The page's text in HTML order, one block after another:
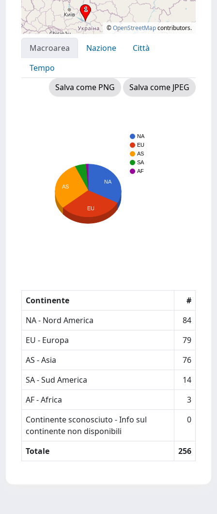
©OpenStreetMapcontributors.
Macroarea Nazione
Città
Tempo
Salva come PNG
Salva come JPEG
NA
EU
AS
SA
AF
NA
AS
EU
Continente
#
NA - Nord America
84
EU - Europa
79
AS - Asia
76
SA - Sud America
14
AF - Africa
3
Continente sconosciuto - Info sul
continente non disponibili
0
Totale 256